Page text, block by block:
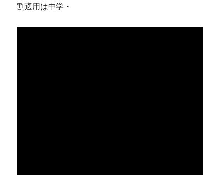
割適用は中学・